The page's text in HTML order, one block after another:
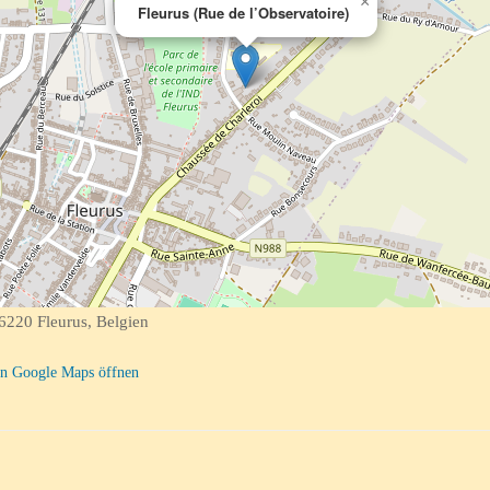
Fleurus (Rue de l’Observatoire)
Fleurus, Belgien
Google Maps öffnen